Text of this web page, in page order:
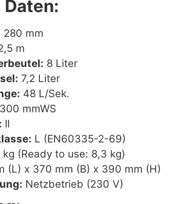
280 mm
m
8 Liter
7,2 Liter
48 L/Sek.
mmWS
II
L (EN60335-2-69)
kg (Ready to use: 8,3 kg)
(L) x 370 mm (B) x 390 mm (H)
Netzbetrieb (230 V)